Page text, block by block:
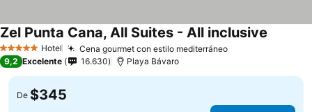
5 Estrellas Hotel Cena gourmet con estilo mediterráneo
Zel Punta Cana, All Suites - All inclusive
9,2 Excelente 16.630 Playa Bávaro
De $345